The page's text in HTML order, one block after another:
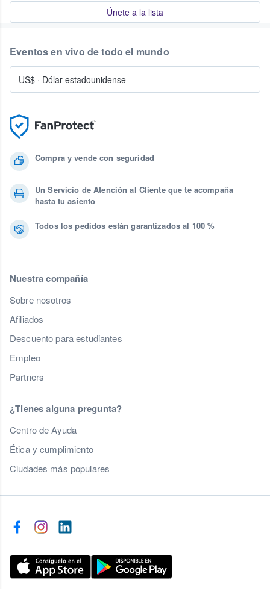
Únete a la lista
Compra y vende con seguridad
Un Servicio de Atención al Cliente que te acompaña
hasta tu asiento
Todos los pedidos están garantizados al 100 %
Nuestra compañía
Sobre nosotros
Afiliados
Descuento para estudiantes
Empleo
Partners
¿Tienes alguna pregunta?
Centro de Ayuda
Ética y cumplimiento
Ciudades más populares
Eventos en vivo de todo el mundo
US$ · Dólar estadounidense